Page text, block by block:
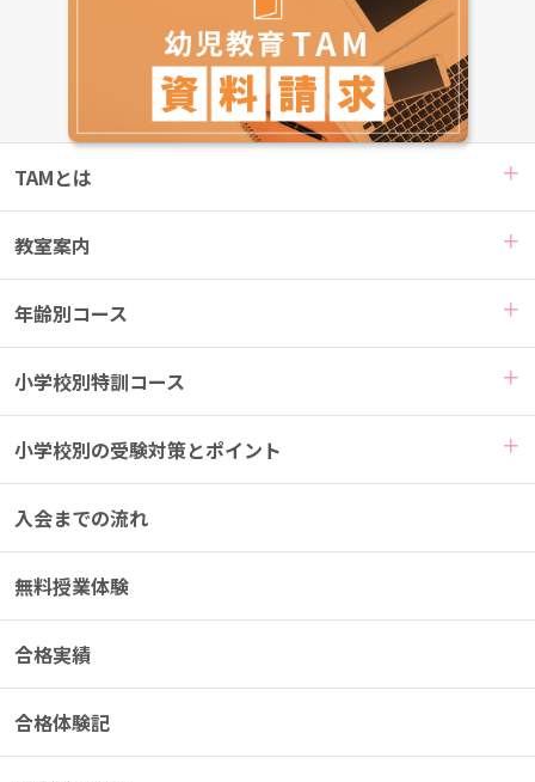
TAMとは
教室案内
年齢別コース
小学校別特訓コース
小学校別の受験対策とポイント
入会までの流れ
無料授業体験
合格実績
合格体験記